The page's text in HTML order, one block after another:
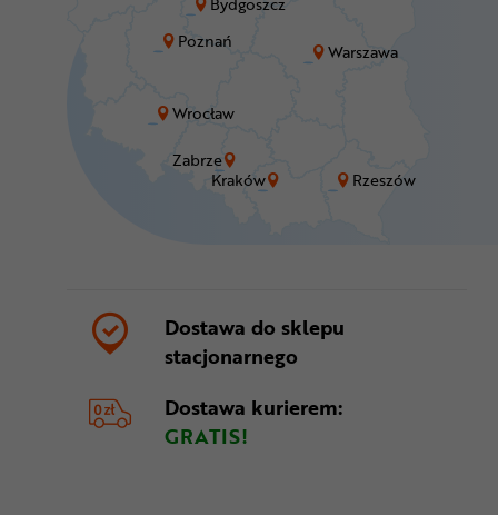
Kraków
Poznań
Rzeszów
Warszawa
Wrocław
Zabrze
Dostawa do sklepu
stacjonarnego
Dostawa kurierem:
GRATIS!